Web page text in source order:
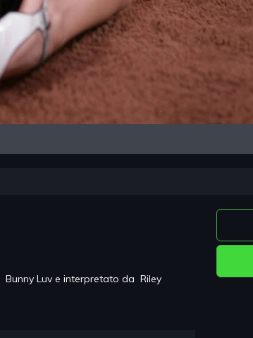
Bunny Luv e interpretato da Riley